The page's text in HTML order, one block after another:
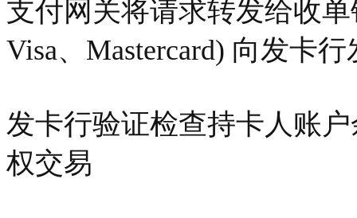
支付网关将请求转发给收
Visa、Mastercard) 向发卡
发卡行验证检查持卡人账
权交易